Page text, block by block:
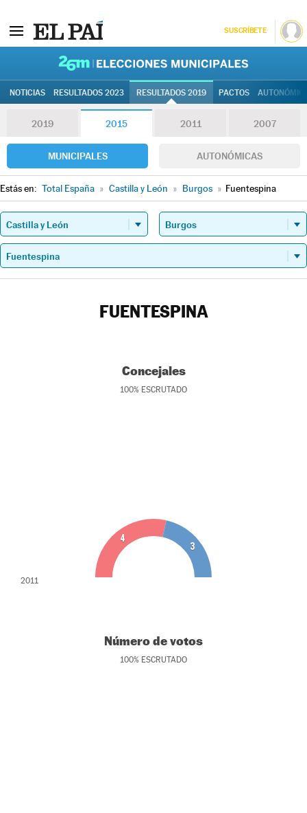
SUSCRÍBETE
NOTICIAS RESULTADOS 2023 RESULTADOS 2019 PACTOS
2019 2015 2011 2007
MUNICIPALES AUTONÓMICAS
Estás en: Total España » Castilla y León » Burgos » Fuentespina
FUENTESPINA
Concejales
100% ESCRUTADO
4
3
2011
Número de votos
100% ESCRUTADO